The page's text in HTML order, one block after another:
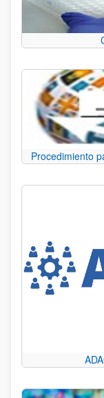
Procedimiento